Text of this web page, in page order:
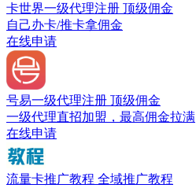
卡世界一级代理注册 顶级佣金
自己办卡/推卡拿佣金
在线申请
号易一级代理注册 顶级佣金
一级代理直招加盟，最高佣金拉满
在线申请
流量卡推广教程 全域推广教程